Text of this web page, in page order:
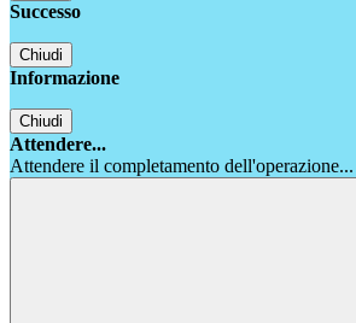
Successo
Chiudi
Informazione
Chiudi
Attendere...
Attendere il completamento dell'operazione...